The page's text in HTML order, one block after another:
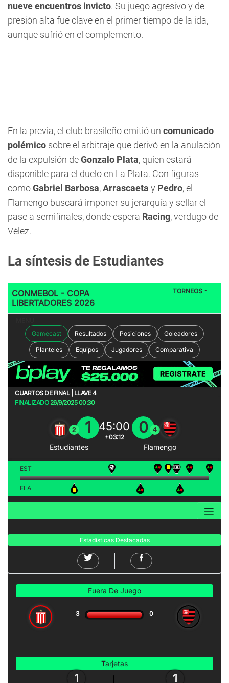
nueve encuentros invicto. Su juego agresivo y de
presión alta fue clave en el primer tiempo de la ida,
aunque sufrió en el complemento.
En la previa, el club brasileño emitió un comunicado
polémico sobre el arbitraje que derivó en la anulación
de la expulsión deGonzalo Plata, quien estará
disponible para el duelo en La Plata. Con figuras
comoGabriel Barbosa,Arrascaeta y Pedro, el
Flamengo buscará imponer su jerarquía y sellar el
pase a semifinales, donde espera Racing, verdugo de
Vélez.
La síntesis de Estudiantes